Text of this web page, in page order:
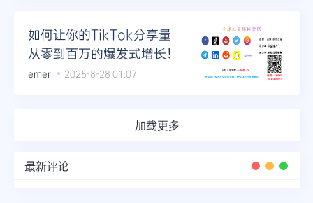
如何让你的TikTok分享量
从零到百万的爆发式增长！
emer 2025-8-28 01:07
加载更多
最新评论